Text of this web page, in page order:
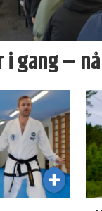
i gang –